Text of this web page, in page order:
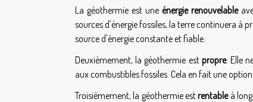
La géothermie est une énergie renouvelable
sources d'énergie fossiles, la terre continuera à
source d'énergie constante et fiable.
Deuxièmement, la géothermie est propre. Elle
aux combustibles fossiles. Cela en fait une
Troisièmement, la géothermie estrentableà long